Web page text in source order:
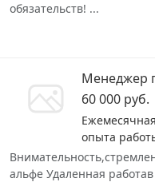
обязательств! ...
Менеджер
60 000 руб.
опыта
альфе Удаленная